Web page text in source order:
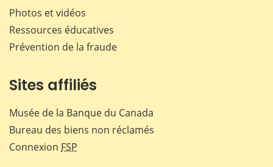
Photos et vidéos
Ressources éducatives
Prévention de la fraude
Sites affiliés
Musée de la Banque du Canada
Bureau des biens non réclamés
Connexion FSP